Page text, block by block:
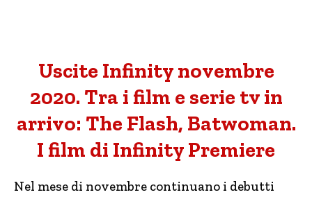
Uscite Infinity novembre
2020. Tra i film e serie tv in
arrivo: The Flash, Batwoman.
I film di Infinity Premiere
Nel mese di novembre continuano i debutti